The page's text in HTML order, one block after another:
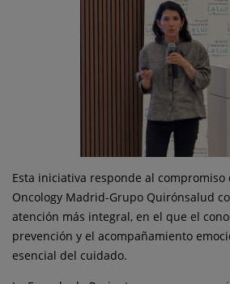
Esta iniciativa responde al compromiso
Oncology Madrid-Grupo Quirónsalud
atención más integral, en el que el
prevención y el acompañamiento
esencial del cuidado.